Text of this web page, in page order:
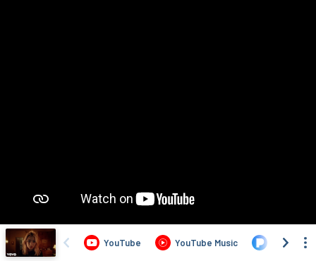
YouTube YouTube Music Pandora